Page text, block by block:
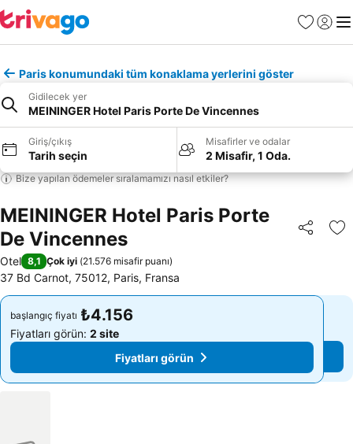
Favoriler
Giriş
Paris konumundaki tüm konaklama yerlerini göster
Gidilecek yer
MEININGER Hotel Paris Porte De Vincennes
Giriş/çıkış
Tarih seçin
Misafirler ve odalar
2 Misafir, 1 Oda.
Bize yapılan ödemeler sıralamamızı nasıl etkiler?
MEININGER Hotel Paris Porte
De Vincennes
Paylaş
Otel 8,1 Çok iyi (21.576 misafir puanı)
37 Bd Carnot, 75012, Paris, Fransa
başlangıç fiyatı ₺4.156
Fiyatları görün: 2 site
Fiyatları görün
başlangıç fiyatı ₺4.156
Fiyatları görün: 2 site
Fiyatları görün